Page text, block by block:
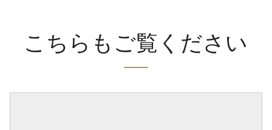
こちらもご覧ください